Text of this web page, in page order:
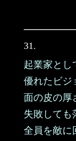
31.
起業家とし
優れたビジ
面の皮の厚
失敗しても
全員を敵に